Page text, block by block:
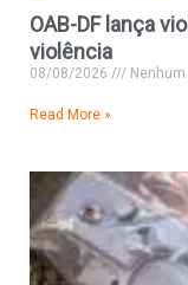
OAB-DF lança
violência
08/08/2026
Read More »